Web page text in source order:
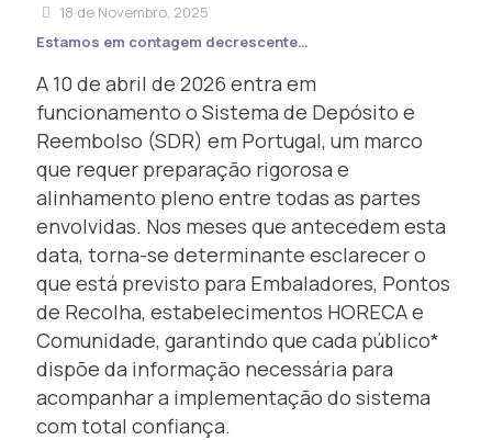
18 de Novembro, 2025
Estamos em contagem decrescente…
A 10 de abril de 2026 entra em
funcionamento o Sistema de Depósito e
Reembolso (SDR) em Portugal, um marco
que requer preparação rigorosa e
alinhamento pleno entre todas as partes
envolvidas. Nos meses que antecedem esta
data, torna-se determinante esclarecer o
que está previsto para Embaladores, Pontos
de Recolha, estabelecimentos HORECA e
Comunidade, garantindo que cada público*
dispõe da informação necessária para
acompanhar a implementação do sistema
com total confiança.